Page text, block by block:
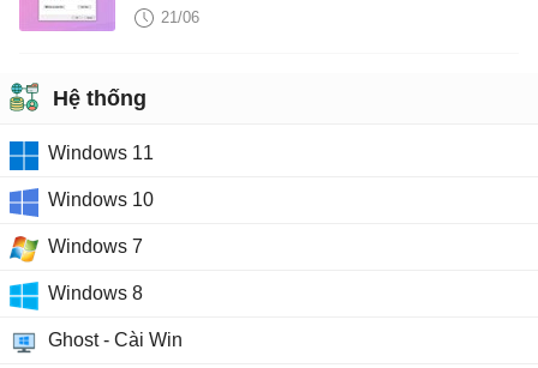
21/06
Hệ thống
Windows 11
Windows 10
Windows 7
Windows 8
Ghost - Cài Win